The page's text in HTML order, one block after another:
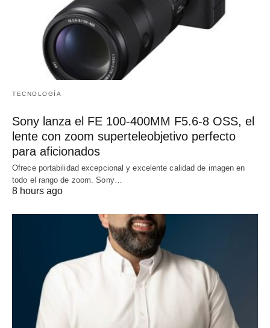
TECNOLOGÍA
Sony lanza el FE 100-400MM F5.6-8 OSS, el
lente con zoom superteleobjetivo perfecto
para aficionados
Ofrece portabilidad excepcional y excelente calidad de imagen en
todo el rango de zoom. Sony…
8 hours ago